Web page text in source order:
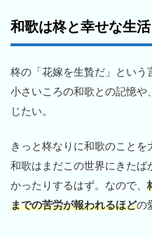
和歌は柊と幸せな生
柊の「花嫁を生贄だ」という
小さいころの和歌との記憶
じたい。
きっと柊なりに和歌のことを
和歌はまだこの世界にきたば
かったりするはず。なので、
までの苦労が報われるほどの